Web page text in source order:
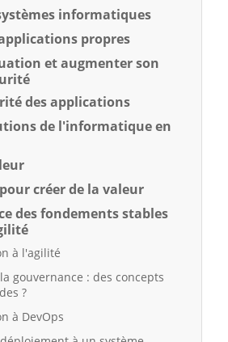
informatiques
propres
et augmenter son
des applications
de l'informatique en
créer de la valeur
des fondements stables
à l'agilité
gouvernance : des concepts
?
à DevOps